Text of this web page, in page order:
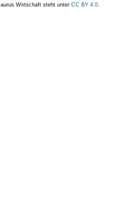
Wirtschaft steht unter CC BY 4.0